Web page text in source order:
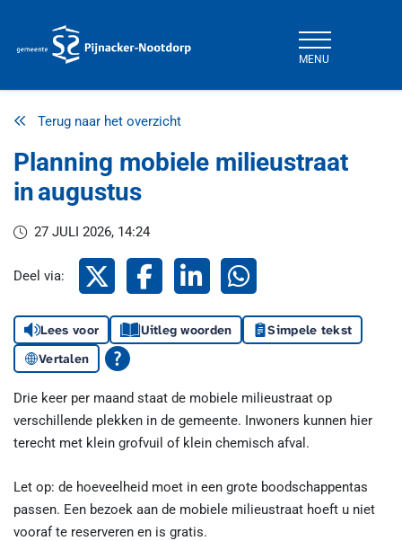
MENU
Terug naar het overzicht
Planning mobiele milieustraat
in augustus
27 JULI 2026, 14:24
Deel via: Deel via X
, opent in een nieuw tabblad
Deel via Facebook
, opent in een nieuw tabblad
Deel via LinkedIn
, opent in een nieuw tabblad
Lees voor Uitleg woorden
Simpele tekst
Vertalen
Drie keer per maand staat de mobiele milieustraat op
verschillende plekken in de gemeente. Inwoners kunnen hier
terecht met klein grofvuil of klein chemisch afval.
Let op: de hoeveelheid moet in een grote boodschappentas
passen. Een bezoek aan de mobiele milieustraat hoeft u niet
vooraf te reserveren en is gratis.